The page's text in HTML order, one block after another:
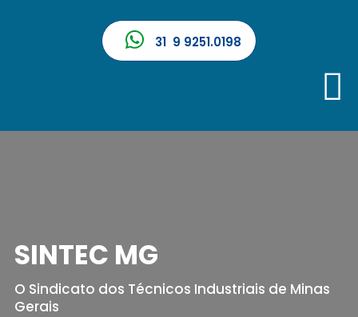
31 9 9251.0198
SINTEC MG
O Sindicato dos Técnicos Industriais de Minas
Gerais